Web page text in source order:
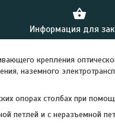
Информация для
крепления
наземного
опорах столбах при
петлей и с неразъемной